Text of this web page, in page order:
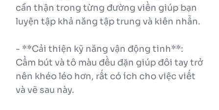
cẩn thận trong từng đường viền giúp bạn
luyện tập khả năng tập trung và kiên nhẫn.
- **Cải thiện kỹ năng vận động tinh**:
Cầm bút và tô màu đều đặn giúp đôi tay trở
nên khéo léo hơn, rất có ích cho việc viết
và vẽ sau này.